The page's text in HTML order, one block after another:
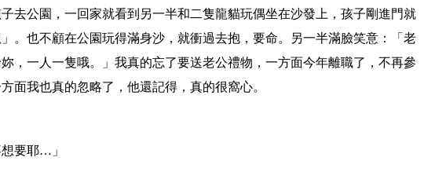
去公園，一回家就看到另一半和二隻龍貓玩偶坐在沙發上，孩子剛進門就
。也不顧在公園玩得滿身沙，就衝過去抱，要命。另一半滿臉笑意：「老
，一人一隻哦。」我真的忘了要送老公禮物，一方面今年離職了，不再參
面我也真的忽略了，他還記得，真的很窩心。
要耶…」